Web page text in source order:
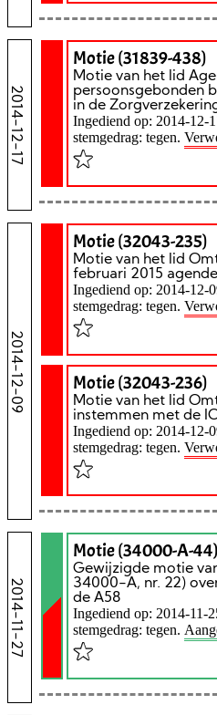
2014-12-17
Motie (31839-438)
Motie van het lid
persoonsgebonden
in de
Ingediend op: 2014-12-
stemgedrag: tegen.
2014-12-09
Motie (32043-235)
Motie van het lid
februari 2015
Ingediend op: 2014-12-
stemgedrag: tegen.
Motie (32043-236)
Motie van het lid
instemmen met de
Ingediend op: 2014-12-
stemgedrag: tegen.
2014-11-27
Motie (34000-A-44)
Gewijzigde motie
34000-A, nr. 22)
de A58
Ingediend op: 2014-11-
stemgedrag: tegen.